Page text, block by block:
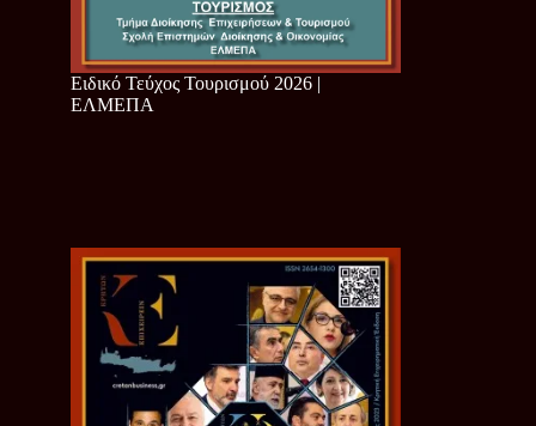
Ειδικό Τεύχος Τουρισμού 2026 |
ΕΛΜΕΠΑ